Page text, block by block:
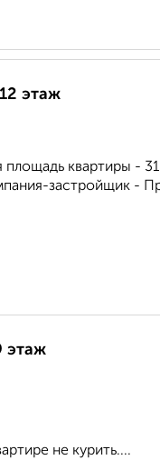
этаж
квартиры -
застройщик -
этаж
не курить....